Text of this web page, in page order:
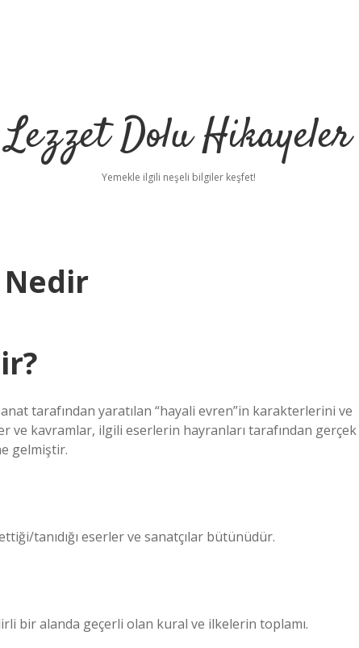
Lezzet Dolu Hikayeler
Yemekle ilgili neşeli bilgiler keşfet!
tarafından yaratılan “hayali evren”in karakterlerini ve
ve kavramlar, ilgili eserlerin hayranları tarafından gerçek
gelmiştir.
tanıdığı eserler ve sanatçılar bütünüdür.
bir alanda geçerli olan kural ve ilkelerin toplamı.